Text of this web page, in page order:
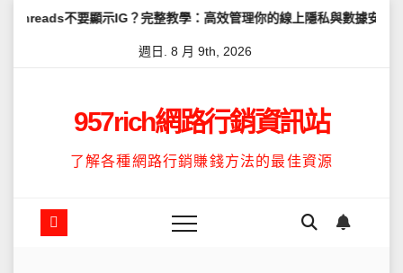
示IG？完整教學：高效管理你的線上隱私與數據安全 怎麼讓
週日. 8 月 9th, 2026
957rich網路行銷資訊站
了解各種網路行銷賺錢方法的最佳資源